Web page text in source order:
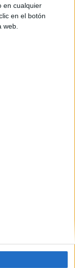
en cualquier
en el botón
web.
al límite: